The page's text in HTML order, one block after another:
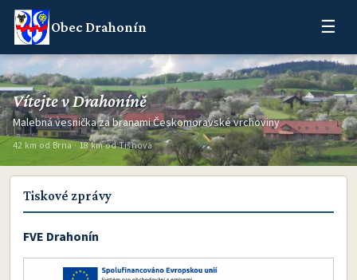
Obec Drahonín ☰
Vítejte v Drahoníně
Malebná vesnička za branami Českomoravské vrchoviny
42 km od Brna · 18 km od Tišnova
Tiskové zprávy
FVE Drahonín